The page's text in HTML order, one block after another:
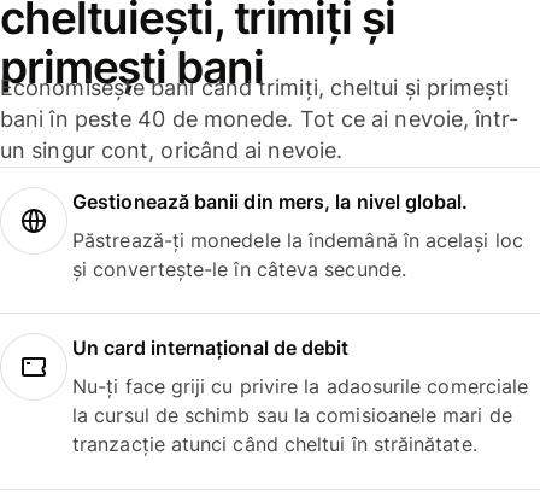
cheltuiești, trimiți și
primești bani
Economisește bani când trimiți, cheltui și primești
bani în peste 40 de monede. Tot ce ai nevoie, într-
un singur cont, oricând ai nevoie.
Gestionează banii din mers, la nivel global.
Păstrează-ți monedele la îndemână în același loc
și convertește-le în câteva secunde.
Un card internațional de debit
Nu-ți face griji cu privire la adaosurile comerciale
la cursul de schimb sau la comisioanele mari de
tranzacție atunci când cheltui în străinătate.